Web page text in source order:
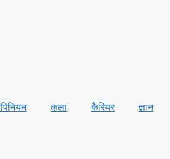
कला कैरियर ज्ञान